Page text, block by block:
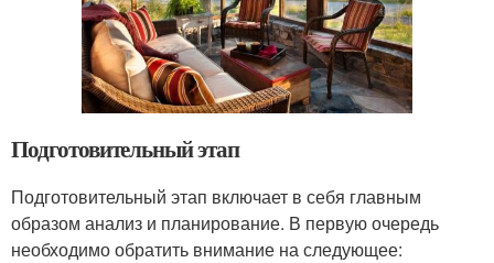
Подготовительный этап
Подготовительный этап включает в себя главным
образом анализ и планирование. В первую очередь
необходимо обратить внимание на следующее: